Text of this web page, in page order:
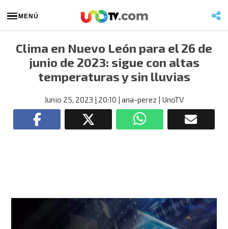
MENÚ
Clima en Nuevo León para el 26 de
junio de 2023: sigue con altas
temperaturas y sin lluvias
Junio 25, 2023 | 20:10 | ana-perez | UnoTV